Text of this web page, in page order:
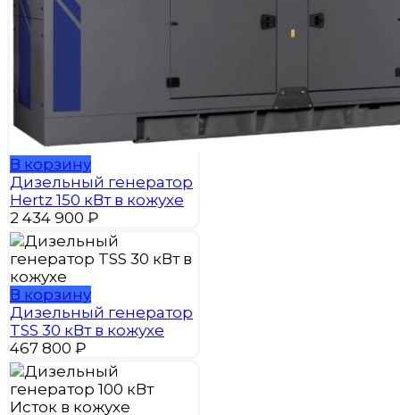
В корзину
Дизельный генератор
Hertz 150 кВт в кожухе
2 434 900 ₽
В корзину
Дизельный генератор
TSS 30 кВт в кожухе
467 800 ₽